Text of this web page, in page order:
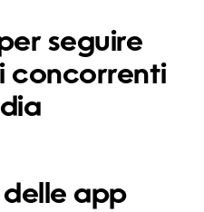
seguire
concorrenti
app